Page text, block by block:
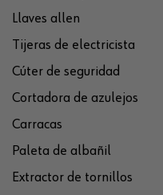
Llaves allen
Tijeras de electricista
Cúter de seguridad
Cortadora de azulejos
Carracas
Paleta de albañil
Extractor de tornillos